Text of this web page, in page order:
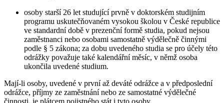
osoby starší 26 let studující prvně v doktorském studijním
programu uskutečňovaném vysokou školou v České republice
ve standardní době v prezenční formě studia, pokud nejsou
zaměstnanci nebo osobami samostatně výdělečně činnými
podle § 5 zákona; za dobu uvedeného studia se pro účely této
odrážky považuje také kalendářní měsíc, v němž osoba
ukončila uvedené studium.
Mají-li osoby, uvedené v první až deváté odrážce a v předposlední
odrážce, příjmy ze zaměstnání nebo ze samostatné výdělečné
činnosti, je plátcem pojistného stát i tyto osoby.